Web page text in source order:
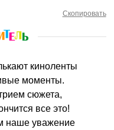
Скопировать
киноленты
моменты.
сюжета,
все это!
наше уважение